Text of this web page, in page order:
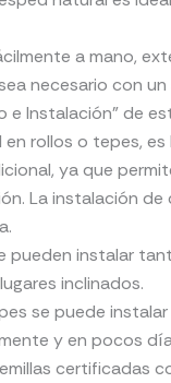
a mano,
necesario con
e Instalación” de
rollos o tepes,
ya que
La instalación
pueden instalar
inclinados.
se puede
y en pocos
certificadas